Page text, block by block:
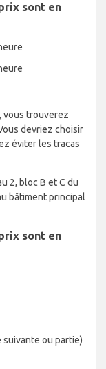
sont en
vous trouverez
devriez choisir
éviter les tracas
2, bloc B et C du
bâtiment principal
sont en
suivante ou partie)